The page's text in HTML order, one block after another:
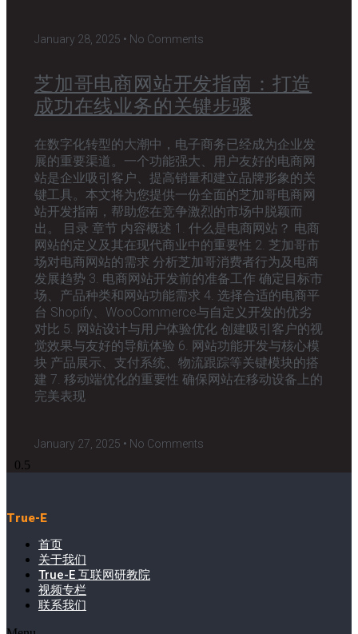
January 28, 2025 No Comments
芝加哥电商网站开发指南：打造
成功在线业务的关键步骤
在数字化转型的大潮中，电子商务已经成为企业发
展的重要渠道。一个功能强大、用户友好的电商网
站是企业吸引客户、提高销量和建立品牌形象的关
键工具。本文将为您提供一份全面的芝加哥电商网
站开发指南，帮助您在竞争激烈的市场中脱颖而
出。 目录 章节 内容概述 1. 什么是电商网站？ 电商
网站的定义及其在现代商业中的重要性 2. 芝加哥市
场对电商网站的需求 分析芝加哥消费者行为及电商
发展趋势 3. 电商网站开发前的准备工作 确定目标市
场、产品种类和网站功能需求 4. 选择合适的电商平
台 Shopify、WooCommerce与自定义开发的优劣
对比 5. 网站设计与用户体验优化 创建吸引客户的视
觉效果与友好的导航体验 6. 网站功能开发与核心模
块 产品展示、支付系统、物流跟踪等关键模块的搭
建 7. 移动端优化的重要性 确保网站在移动设备上的
完美表现
January 27, 2025 No Comments
True-E
首页
关于我们
True-E 互联网研教院
视频专栏
联系我们